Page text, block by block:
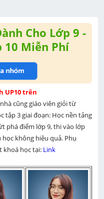
Cho Lớp 9 -
10 Miễn Phí
UP10 trên
cũng giáo viên giỏi từ
tập 3 giai đoạn: Học nền tảng
phá điểm lớp 9, thi vào lớp
không hiệu quả. Phụ
khoá học tại: Link